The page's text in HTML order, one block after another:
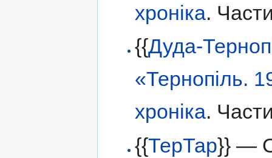
хроніка.
{{Дуда-
«Тернопіль.
хроніка.
{{ТерТар}} —